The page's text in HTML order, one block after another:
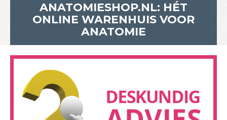
ANATOMIESHOP.NL: HÉT
ONLINE WARENHUIS VOOR
ANATOMIE